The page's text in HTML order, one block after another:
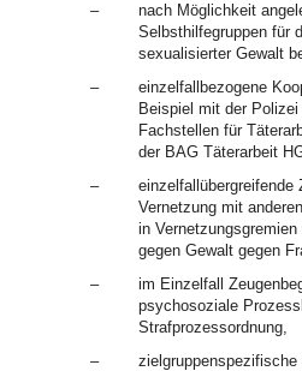
–
nach Möglichkeit
Selbsthilfegruppen für
sexualisierter Gewalt
–
einzelfallbezogene
Beispiel mit der
Fachstellen für
der BAG Täterarbeit
–
einzelfallübergreifende
Vernetzung mit
in
gegen Gewalt gegen
–
im Einzelfall
psychosoziale
Strafprozessordnung,
–
zielgruppenspezifische